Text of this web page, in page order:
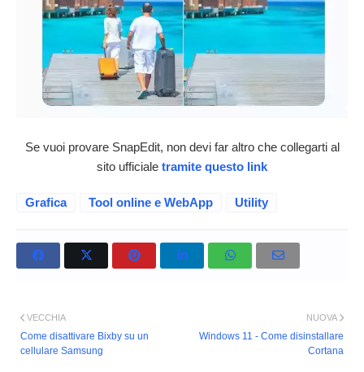
Se vuoi provare SnapEdit, non devi far altro che collegarti al
sito ufficiale tramite questo link
Grafica Tool online e WebApp Utility
NUOVA
Windows 11 - Come disinstallare
Cortana
VECCHIA
Come disattivare Bixby su un
cellulare Samsung